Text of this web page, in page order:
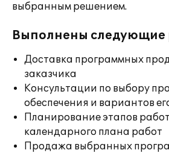
выбранным решением.
Выполнены следующие
Доставка программных
заказчика
Консультации по выбору
обеспечения и вариантов
Планирование этапов
календарного плана работ
Продажа выбранных